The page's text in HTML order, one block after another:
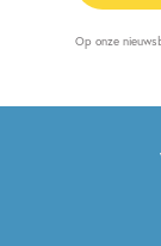
Op onze